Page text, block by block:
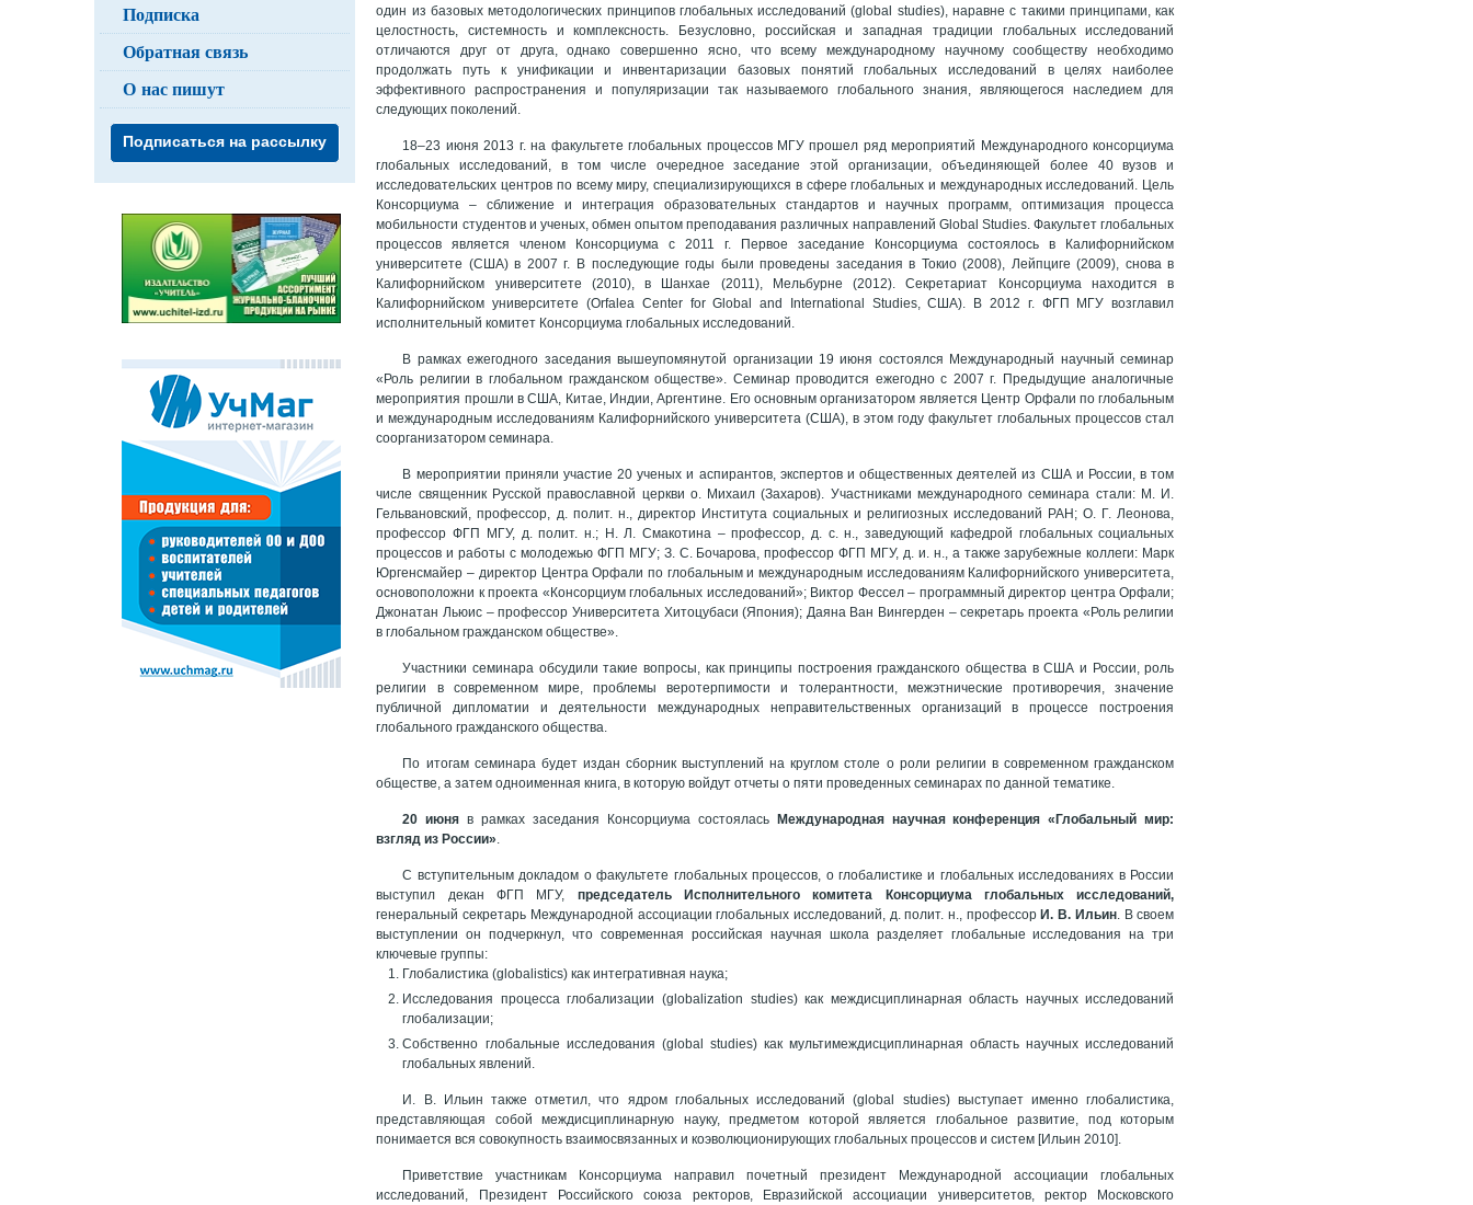
один из базовых методологических принципов глобальных исследований (global studies), наравне с такими принципами, как
целостность, системность и комплексность. Безусловно, российская и западная традиции глобальных исследований
отличаются друг от друга, однако совершенно ясно, что всему международному научному сообществу необходимо
продолжать путь к унификации и инвентаризации базовых понятий глобальных исследований в целях наиболее
эффективного распространения и популяризации так называемого глобального знания, являющегося наследием для
следующих поколений.
18–23 июня 2013 г. на факультете глобальных процессов МГУ прошел ряд мероприятий Международного консорциума
глобальных исследований, в том числе очередное заседание этой организации, объединяющей более 40 вузов и
исследовательских центров по всему миру, специализирующихся в сфере глобальных и международных исследований. Цель
Консорциума – сближение и интеграция образовательных стандартов и научных программ, оптимизация процесса
мобильности студентов и ученых, обмен опытом преподавания различных направлений Global Studies. Факультет глобальных
процессов является членом Консорциума с 2011 г. Первое заседание Консорциума состоялось в Калифорнийском
университете (США) в 2007 г. В последующие годы были проведены заседания в Токио (2008), Лейпциге (2009), снова в
Калифорнийском университете (2010), в Шанхае (2011), Мельбурне (2012). Секретариат Консорциума находится в
Калифорнийском университете (Orfalea Center for Global and International Studies, США). В 2012 г. ФГП МГУ возглавил
исполнительный комитет Консорциума глобальных исследований.
В рамках ежегодного заседания вышеупомянутой организации 19 июня состоялся Международный научный семинар
«Роль религии в глобальном гражданском обществе». Семинар проводится ежегодно с 2007 г. Предыдущие аналогичные
мероприятия прошли в США, Китае, Индии, Аргентине. Его основным организатором является Центр Орфали по глобальным
и международным исследованиям Калифорнийского университета (США), в этом году факультет глобальных процессов стал
соорганизатором семинара.
В мероприятии приняли участие 20 ученых и аспирантов, экспертов и общественных деятелей из США и России, в том
числе священник Русской православной церкви о. Михаил (Захаров). Участниками международного семинара стали: М. И.
Гельвановский, профессор, д. полит. н., директор Института социальных и религиозных исследований РАН; О. Г. Леонова,
профессор ФГП МГУ, д. полит. н.; Н. Л. Смакотина – профессор, д. с. н., заведующий кафедрой глобальных социальных
процессов и работы с молодежью ФГП МГУ; З. С. Бочарова, профессор ФГП МГУ, д. и. н., а также зарубежные коллеги: Марк
Юргенсмайер – директор Центра Орфали по глобальным и международным исследованиям Калифорнийского университета,
основоположни к проекта «Консорциум глобальных исследований»; Виктор Фессел – программный директор центра Орфали;
Джонатан Льюис – профессор Университета Хитоцубаси (Япония); Даяна Ван Вингерден – секретарь проекта «Роль религии
в глобальном гражданском обществе».
Участники семинара обсудили такие вопросы, как принципы построения гражданского общества в США и России, роль
религии в современном мире, проблемы веротерпимости и толерантности, межэтнические противоречия, значение
публичной дипломатии и деятельности международных неправительственных организаций в процессе построения
глобального гражданского общества.
По итогам семинара будет издан сборник выступлений на круглом столе о роли религии в современном гражданском
обществе, а затем одноименная книга, в которую войдут отчеты о пяти проведенных семинарах по данной тематике.
20 июняв рамках заседания Консорциума состоялась Международная научная конференция «Глобальный мир:
взгляд из России».
С вступительным докладом о факультете глобальных процессов, о глобалистике и глобальных исследованиях в России
выступил декан ФГП МГУ, председатель Исполнительного комитета Консорциума глобальных исследований,
генеральный секретарь Международной ассоциации глобальных исследований, д. полит. н., профессорИ. В. Ильин. В своем
выступлении он подчеркнул, что современная российская научная школа разделяет глобальные исследования на три
ключевые группы:
Глобалистика (globalistics) как интегративная наука;
Исследования процесса глобализации (globalization studies) как междисциплинарная область научных исследований
глобализации;
Собственно глобальные исследования (global studies) как мультимеждисциплинарная область научных исследований
глобальных явлений.
И. В. Ильин также отметил, что ядром глобальных исследований (global studies) выступает именно глобалистика,
представляющая собой междисциплинарную науку, предметом которой является глобальное развитие, под которым
понимается вся совокупность взаимосвязанных и коэволюционирующих глобальных процессов и систем [Ильин 2010].
Приветствие участникам Консорциума направил почетный президент Международной ассоциации глобальных
исследований, Президент Российского союза ректоров, Евразийской ассоциации университетов, ректор Московского
Подписка
Обратная связь
О нас пишут
Подписаться на рассылку